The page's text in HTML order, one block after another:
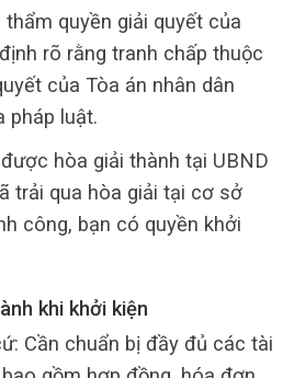
quyền giải quyết của
rõ rằng tranh chấp thuộc
của Tòa án nhân dân
pháp luật.
hòa giải thành tại UBND
trải qua hòa giải tại cơ sở
công, bạn có quyền khởi
khi khởi kiện
Cần chuẩn bị đầy đủ các tài